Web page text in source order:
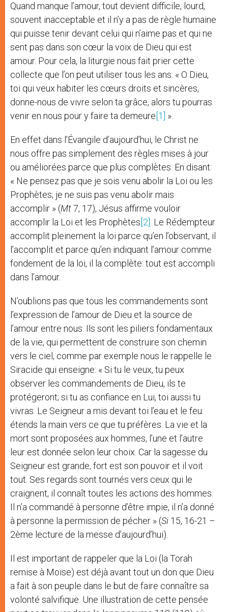
Quand manque l’amour, tout devient difficile, lourd,
souvent inacceptable et il n’y a pas de règle humaine
qui puisse tenir devant celui qui n’aime pas et qui ne
sent pas dans son cœur la voix de Dieu qui est
amour. Pour cela, la liturgie nous fait prier cette
collecte que l’on peut utiliser tous les ans: « O Dieu,
toi qui veux habiter les cœurs droits et sincères,
donne-nous de vivre selon ta grâce, alors tu pourras
venir en nous pour y faire ta demeure [1] ».
En effet dans l’Évangile d’aujourd’hui, le Christ ne
nous offre pas simplement des règles mises à jour
ou améliorées parce que plus complètes. En disant:
« Ne pensez pas que je sois venu abolir la Loi ou les
Prophètes; je ne suis pas venu abolir mais
accomplir » (Mt7, 17), Jésus affirme vouloir
accomplir la Loi et les Prophètes [2] . Le Rédempteur
accomplit pleinement la loi parce qu’en l’observant, il
l’accomplit et parce qu’en indiquant l’amour comme
fondement de la loi, il la complète: tout est accompli
dans l’amour.
N’oublions pas que tous les commandements sont
l’expression de l’amour de Dieu et la source de
l’amour entre nous. Ils sont les piliers fondamentaux
de la vie, qui permettent de construire son chemin
vers le ciel, comme par exemple nous le rappelle le
Siracide qui enseigne: « Si tu le veux, tu peux
observer les commandements de Dieu, ils te
protégeront; si tu as confiance en Lui, toi aussi tu
vivras. Le Seigneur a mis devant toi l’eau et le feu:
étends la main vers ce que tu préfères. La vie et la
mort sont proposées aux hommes, l’une et l’autre
leur est donnée selon leur choix. Car la sagesse du
Seigneur est grande, fort est son pouvoir et il voit
tout. Ses regards sont tournés vers ceux qui le
craignent, il connaît toutes les actions des hommes.
Il n’a commandé à personne d’être impie, il n’a donné
à personne la permission de pécher » (Si 15, 16-21 –
2ème lecture de la messe d’aujourd’hui).
Il est important de rappeler que la Loi (la Torah
remise à Moïse) est déjà avant tout un don que Dieu
a fait à son peuple dans le but de faire connaître sa
volonté salvifique. Une illustration de cette pensée